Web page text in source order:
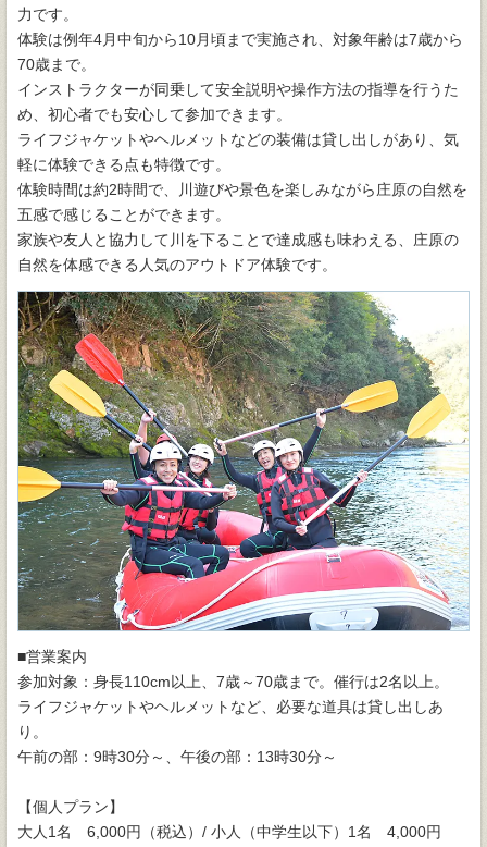
力です。
体験は例年4月中旬から10月頃まで実施され、対象年齢は7歳から
70歳まで。
インストラクターが同乗して安全説明や操作方法の指導を行うた
め、初心者でも安心して参加できます。
ライフジャケットやヘルメットなどの装備は貸し出しがあり、気
軽に体験できる点も特徴です。
体験時間は約2時間で、川遊びや景色を楽しみながら庄原の自然を
五感で感じることができます。
家族や友人と協力して川を下ることで達成感も味わえる、庄原の
自然を体感できる人気のアウトドア体験です。
■営業案内
参加対象：身長110cm以上、7歳～70歳まで。催行は2名以上。
ライフジャケットやヘルメットなど、必要な道具は貸し出しあ
り。
午前の部：9時30分～、午後の部：13時30分～
【個人プラン】
大人1名 6,000円（税込）/ 小人（中学生以下）1名 4,000円